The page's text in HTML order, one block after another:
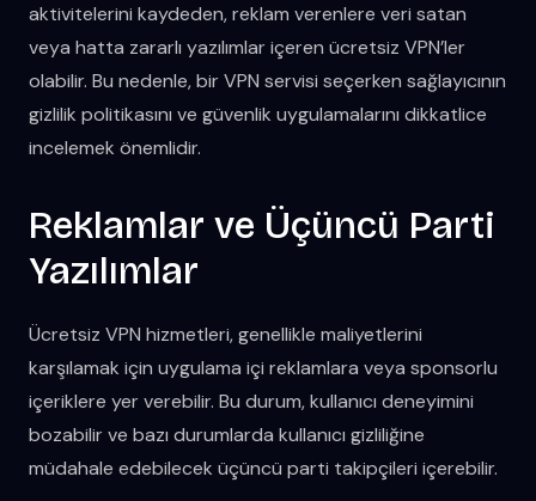
aktivitelerini kaydeden, reklam verenlere veri satan
veya hatta zararlı yazılımlar içeren ücretsiz VPN’ler
olabilir. Bu nedenle, bir VPN servisi seçerken sağlayıcının
gizlilik politikasını ve güvenlik uygulamalarını dikkatlice
incelemek önemlidir.
Reklamlar ve Üçüncü Parti
Yazılımlar
Ücretsiz VPN hizmetleri, genellikle maliyetlerini
karşılamak için uygulama içi reklamlara veya sponsorlu
içeriklere yer verebilir. Bu durum, kullanıcı deneyimini
bozabilir ve bazı durumlarda kullanıcı gizliliğine
müdahale edebilecek üçüncü parti takipçileri içerebilir.